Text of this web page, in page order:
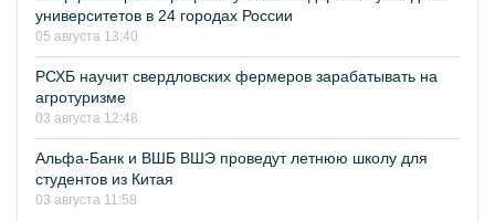
университетов в 24 городах России
05 августа 13:40
РСХБ научит свердловских фермеров зарабатывать на
агротуризме
03 августа 12:48
Альфа-Банк и ВШБ ВШЭ проведут летнюю школу для
студентов из Китая
03 августа 11:58